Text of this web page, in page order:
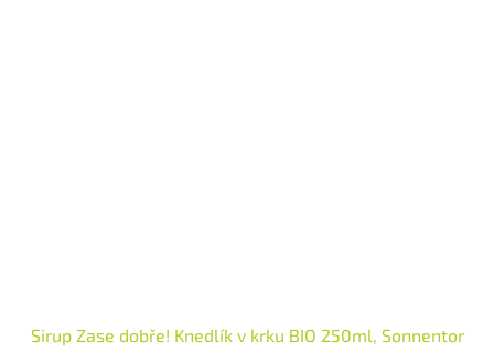
Sirup Zase dobře! Knedlík v krku BIO 250ml, Sonnentor